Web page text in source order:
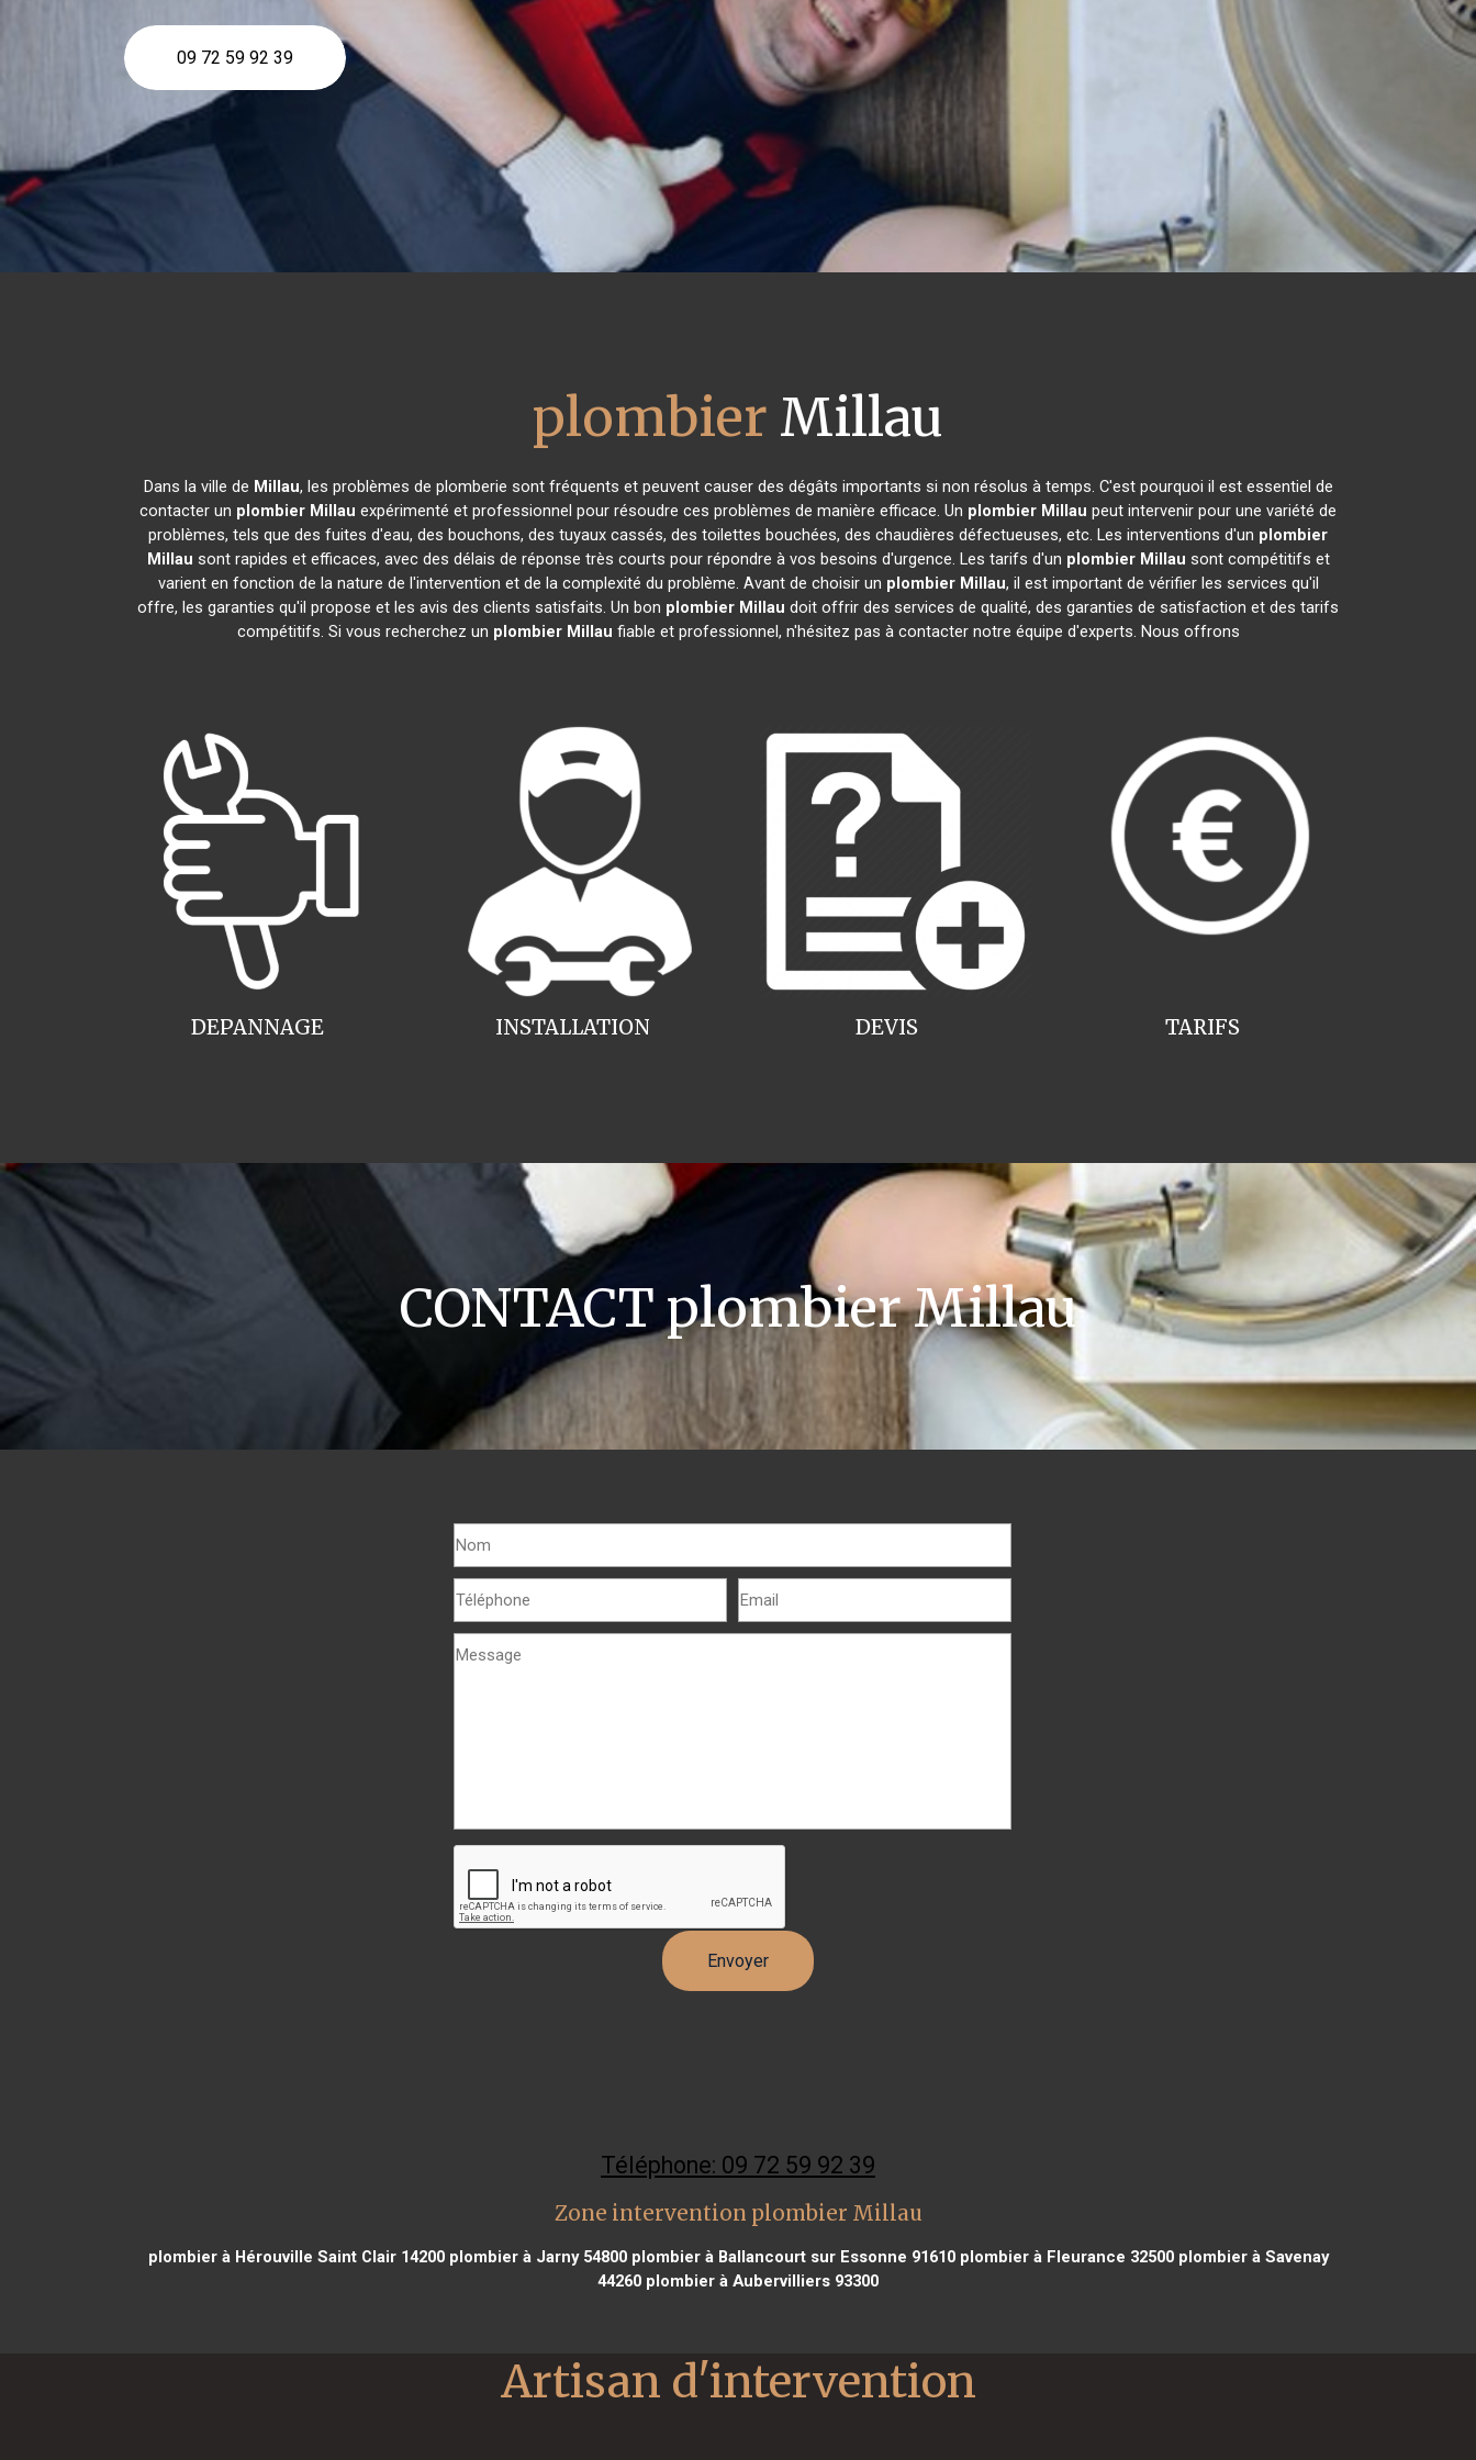
09 72 59 92 39
plombier Millau
Dans la ville de Millau, les problèmes de plomberie sont fréquents et peuvent causer des dégâts importants si non résolus à temps. C'est pourquoi il est essentiel de
contacter un plombier Millau expérimenté et professionnel pour résoudre ces problèmes de manière efficace. Un plombier Millau peut intervenir pour une variété de
problèmes, tels que des fuites d'eau, des bouchons, des tuyaux cassés, des toilettes bouchées, des chaudières défectueuses, etc. Les interventions d'un plombier
Millau sont rapides et efficaces, avec des délais de réponse très courts pour répondre à vos besoins d'urgence. Les tarifs d'un plombier Millau sont compétitifs et
varient en fonction de la nature de l'intervention et de la complexité du problème. Avant de choisir un plombier Millau, il est important de vérifier les services qu'il
offre, les garanties qu'il propose et les avis des clients satisfaits. Un bon plombier Millau doit offrir des services de qualité, des garanties de satisfaction et des tarifs
compétitifs. Si vous recherchez un plombier Millau fiable et professionnel, n'hésitez pas à contacter notre équipe d'experts. Nous offrons
INSTALLATION
DEPANNAGE TARIFS
DEVIS
CONTACT plombier Millau
Téléphone: 09 72 59 92 39
Zone intervention plombier Millau
plombier à Hérouville Saint Clair 14200plombier à Jarny 54800plombier à Ballancourt sur Essonne 91610plombier à Fleurance 32500plombier à Savenay
44260 plombier à Aubervilliers 93300
Artisan d'intervention